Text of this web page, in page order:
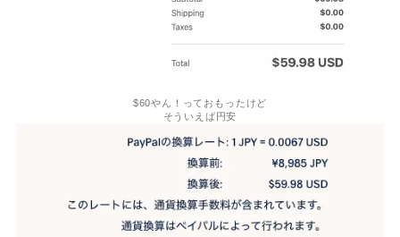
$60やん！っておもったけど
そういえば円安